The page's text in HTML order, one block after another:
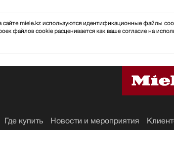
сайте miele.kz используются идентификационные файлы
файлов cookie расценивается как ваше согласие на
Где купить Новости и мероприятия